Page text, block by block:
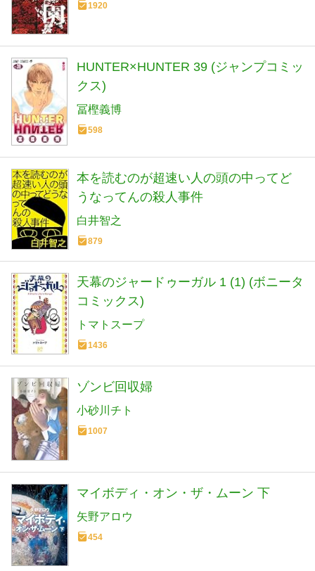
1920
HUNTER×HUNTER 39 (ジャンプコミッ
クス)
冨樫義博
598
本を読むのが超速い人の頭の中ってど
うなってんの殺人事件
白井智之
879
天幕のジャードゥーガル 1 (1) (ボニータ
コミックス)
トマトスープ
1436
ゾンビ回収婦
小砂川チト
1007
マイボディ・オン・ザ・ムーン 下
矢野アロウ
454